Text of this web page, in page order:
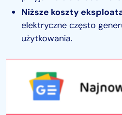
Niższe koszty
elektryczne często
użytkowania.